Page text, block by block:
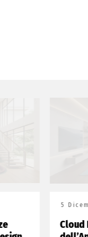
5 Dicembre
Cloud